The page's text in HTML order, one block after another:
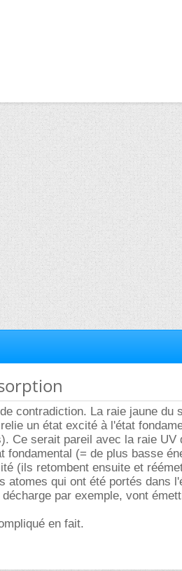
contradiction. La raie jaune du
un état excité à l'état
Ce serait pareil avec la raie UV
fondamental (= de plus basse
(ils retombent ensuite et
atomes qui ont été portés dans
par exemple, vont
en fait.